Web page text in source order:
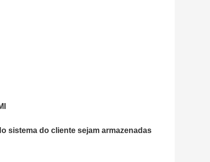
sistema do cliente sejam armazenadas